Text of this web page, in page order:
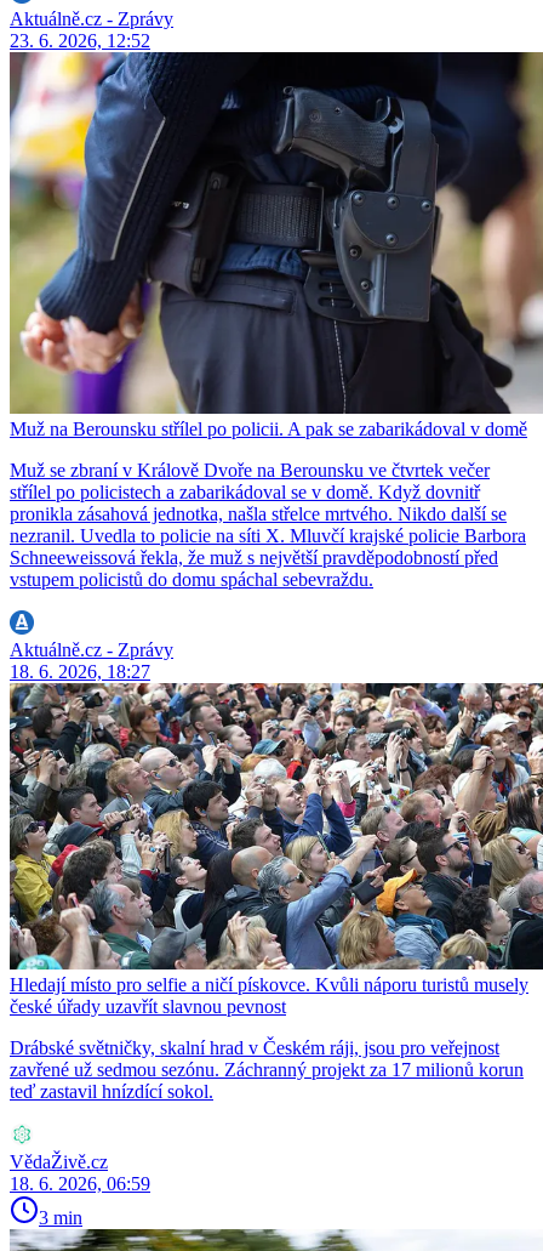
Aktuálně.cz - Zprávy
23. 6. 2026, 12:52
Muž na Berounsku střílel po policii. A pak se zabarikádoval v domě
Muž se zbraní v Králově Dvoře na Berounsku ve čtvrtek večer
střílel po policistech a zabarikádoval se v domě. Když dovnitř
pronikla zásahová jednotka, našla střelce mrtvého. Nikdo další se
nezranil. Uvedla to policie na síti X. Mluvčí krajské policie Barbora
Schneeweissová řekla, že muž s největší pravděpodobností před
vstupem policistů do domu spáchal sebevraždu.
Aktuálně.cz - Zprávy
18. 6. 2026, 18:27
Hledají místo pro selfie a ničí pískovce. Kvůli náporu turistů musely
české úřady uzavřít slavnou pevnost
Drábské světničky, skalní hrad v Českém ráji, jsou pro veřejnost
zavřené už sedmou sezónu. Záchranný projekt za 17 milionů korun
teď zastavil hnízdící sokol.
VědaŽivě.cz
18. 6. 2026, 06:59
3 min